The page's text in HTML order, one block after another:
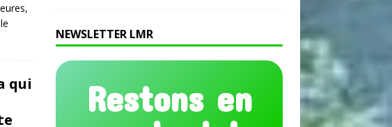
qui
NEWSLETTER LMR
Restons en